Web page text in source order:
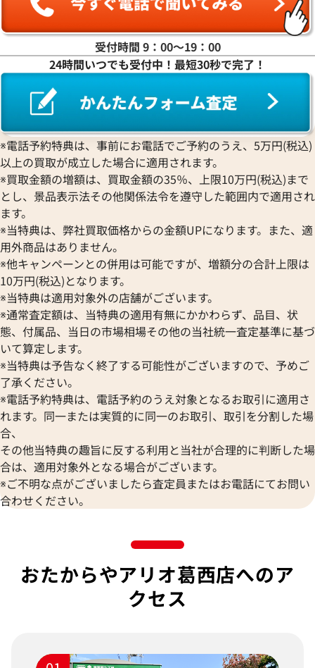
受付時間 9：00〜19：00
24時間いつでも受付中！最短30秒で完了！
※電話予約特典は、事前にお電話でご予約のうえ、5万円(税込)
以上の買取が成立した場合に適用されます。
※買取金額の増額は、買取金額の35％、上限10万円(税込)まで
とし、景品表示法その他関係法令を遵守した範囲内で適用され
ます。
※当特典は、弊社買取価格からの金額UPになります。また、適
用外商品はありません。
※他キャンペーンとの併用は可能ですが、増額分の合計上限は
10万円(税込)となります。
※当特典は適用対象外の店舗がございます。
※通常査定額は、当特典の適用有無にかかわらず、品目、状
態、付属品、当日の市場相場その他の当社統一査定基準に基づ
いて算定します。
※当特典は予告なく終了する可能性がございますので、予めご
了承ください。
※電話予約特典は、電話予約のうえ対象となるお取引に適用さ
れます。同一または実質的に同一のお取引、取引を分割した場
合、
その他当特典の趣旨に反する利用と当社が合理的に判断した場
合は、適用対象外となる場合がございます。
※ご不明な点がございましたら査定員またはお電話にてお問い
合わせください。
おたからやアリオ葛西店へのア
クセス